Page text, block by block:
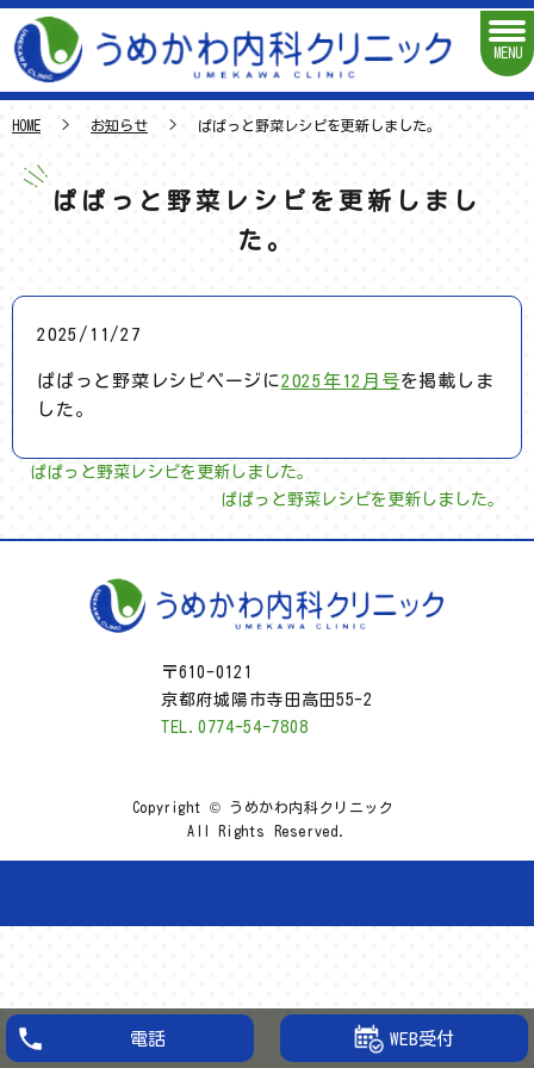
MENU
HOME お知らせ ぱぱっと野菜レシピを更新しました。
ぱぱっと野菜レシピを更新しまし
た。
2025/11/27
ぱぱっと野菜レシピページに 2025年12月号を掲載しま
した。
ぱぱっと野菜レシピを更新しました。
ぱぱっと野菜レシピを更新しました。
WEB受付
〒610-0121
京都府城陽市寺田高田55-2
TEL.0774-54-7808
Copyright © うめかわ内科クリニック
All Rights Reserved.